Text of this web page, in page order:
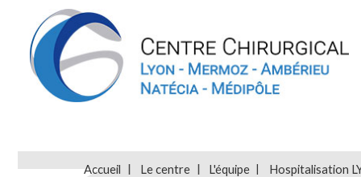
Accueil Le centre L'équipe Hospitalisation